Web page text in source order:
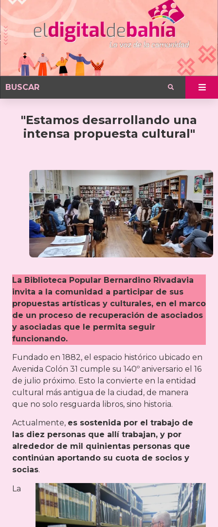
"Estamos desarrollando una
intensa propuesta cultural"
La Biblioteca Popular Bernardino Rivadavia
invita a la comunidad a participar de sus
propuestas artísticas y culturales, en el marco
de un proceso de recuperación de asociados
y asociadas que le permita seguir
funcionando.
Fundado en 1882, el espacio histórico ubicado en
Avenida Colón 31 cumple su 140º aniversario el 16
de julio próximo. Esto la convierte en la entidad
cultural más antigua de la ciudad, de manera
que no solo resguarda libros, sino historia.
Actualmente, es sostenida por el trabajo de
las diez personas que allí trabajan, y por
alrededor de mil quinientas personas que
continúan aportando su cuota de socios y
socias.
La